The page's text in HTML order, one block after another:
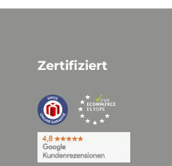
Zertifiziert